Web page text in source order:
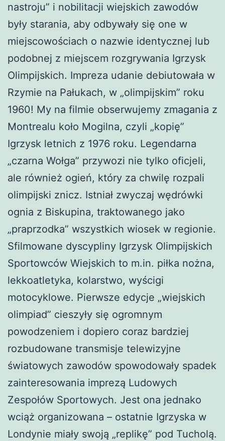
nastroju” i nobilitacji wiejskich zawodów
były starania, aby odbywały się one w
miejscowościach o nazwie identycznej lub
podobnej z miejscem rozgrywania Igrzysk
Olimpijskich. Impreza udanie debiutowała w
Rzymie na Pałukach, w „olimpijskim” roku
1960! My na filmie obserwujemy zmagania z
Montrealu koło Mogilna, czyli „kopię”
Igrzysk letnich z 1976 roku. Legendarna
„czarna Wołga” przywozi nie tylko oficjeli,
ale również ogień, który za chwilę rozpali
olimpijski znicz. Istniał zwyczaj wędrówki
ognia z Biskupina, traktowanego jako
„praprzodka” wszystkich wiosek w regionie.
Sfilmowane dyscypliny Igrzysk Olimpijskich
Sportowców Wiejskich to m.in. piłka nożna,
lekkoatletyka, kolarstwo, wyścigi
motocyklowe. Pierwsze edycje „wiejskich
olimpiad” cieszyły się ogromnym
powodzeniem i dopiero coraz bardziej
rozbudowane transmisje telewizyjne
światowych zawodów spowodowały spadek
zainteresowania imprezą Ludowych
Zespołów Sportowych. Jest ona jednako
wciąż organizowana – ostatnie Igrzyska w
Londynie miały swoją „replikę” pod Tucholą.